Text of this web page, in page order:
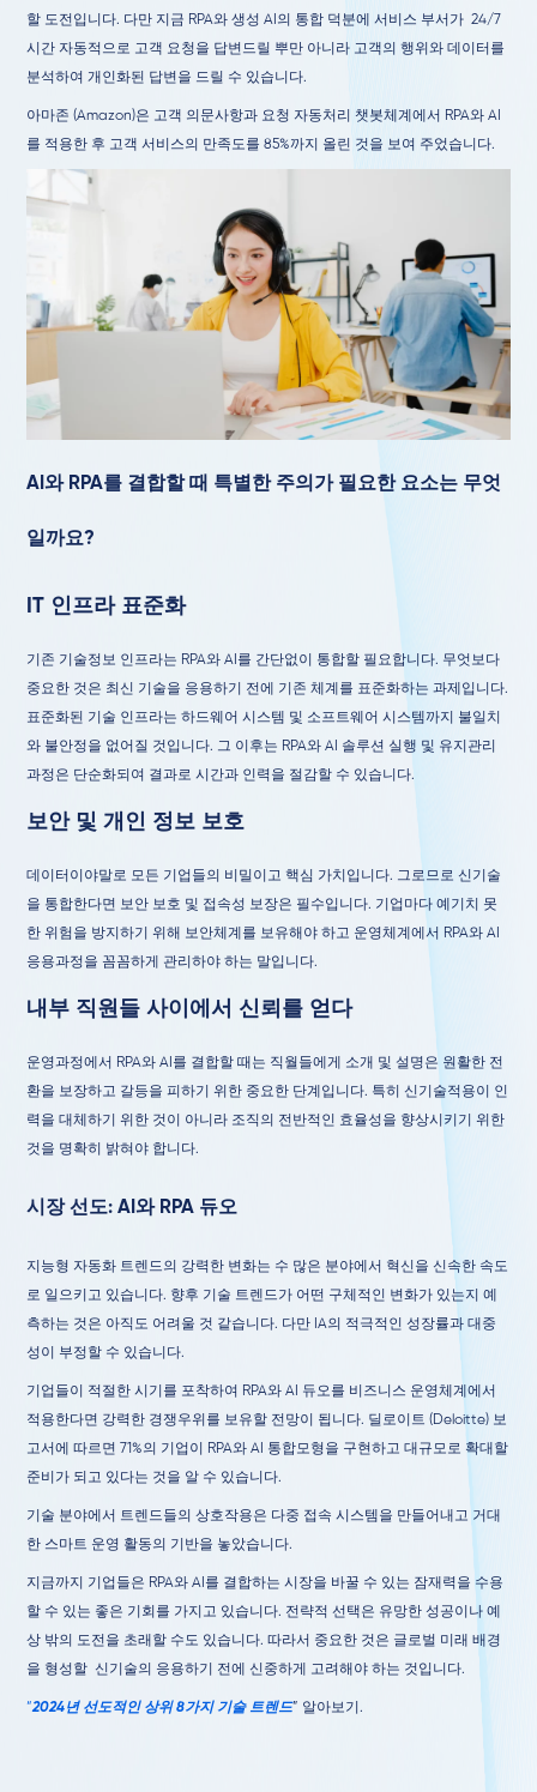
할 도전입니다. 다만 지금 RPA와 생성 AI의 통합 덕분에 서비스 부서가 24/7
시간 자동적으로 고객 요청을 답변드릴 뿌만 아니라 고객의 행위와 데이터를
분석하여 개인화된 답변을 드릴 수 있습니다.
아마존 (Amazon)은 고객 의문사항과 요청 자동처리 챗봇체계에서 RPA와 AI
를 적용한 후 고객 서비스의 만족도를 85%까지 올린 것을 보여 주었습니다.
AI와 RPA를 결합할 때 특별한 주의가 필요한 요소는 무엇
일까요?
IT 인프라 표준화
기존 기술정보 인프라는 RPA와 AI를 간단없이 통합할 필요합니다. 무엇보다
중요한 것은 최신 기술을 응용하기 전에 기존 체계를 표준화하는 과제입니다.
표준화된 기술 인프라는 하드웨어 시스템 및 소프트웨어 시스템까지 불일치
와 불안정을 없어질 것입니다. 그 이후는 RPA와 AI 솔루션 실행 및 유지관리
과정은 단순화되여 결과로 시간과 인력을 절감할 수 있습니다.
보안 및 개인 정보 보호
데이터이야말로 모든 기업들의 비밀이고 핵심 가치입니다. 그로므로 신기술
을 통합한다면 보안 보호 및 접속성 보장은 필수입니다. 기업마다 예기치 못
한 위험을 방지하기 위해 보안체계를 보유해야 하고 운영체계에서 RPA와 AI
응용과정을 꼼꼼하게 관리하야 하는 말입니다.
내부 직원들 사이에서 신뢰를 얻다
운영과정에서 RPA와 AI를 결합할 때는 직월들에게 소개 및 설명은 원활한 전
환을 보장하고 갈등을 피하기 위한 중요한 단계입니다. 특히 신기술적용이 인
력을 대체하기 위한 것이 아니라 조직의 전반적인 효율성을 향상시키기 위한
것을 명확히 밝혀야 합니다.
시장 선도: AI와 RPA 듀오
지능형 자동화 트렌드의 강력한 변화는 수 많은 분야에서 혁신을 신속한 속도
로 일으키고 있습니다. 향후 기술 트렌드가 어떤 구체적인 변화가 있는지 예
측하는 것은 아직도 어려울 것 같습니다. 다만 IA의 적극적인 성장률과 대중
성이 부정할 수 있습니다.
기업들이 적절한 시기를 포착하여 RPA와 AI 듀오를 비즈니스 운영체계에서
적용한다면 강력한 경쟁우위를 보유할 전망이 됩니다. 딜로이트 (Deloitte) 보
고서에 따르면 71%의 기업이 RPA와 AI 통합모형을 구현하고 대규모로 확대할
준비가 되고 있다는 것을 알 수 있습니다.
기술 분야에서 트렌드들의 상호작용은 다중 접속 시스템을 만들어내고 거대
한 스마트 운영 활동의 기반을 놓았습니다.
지금까지 기업들은 RPA와 AI를 결합하는 시장을 바꿀 수 있는 잠재력을 수용
할 수 있는 좋은 기회를 가지고 있습니다. 전략적 선택은 유망한 성공이나 예
상 밖의 도전을 초래할 수도 있습니다. 따라서 중요한 것은 글로벌 미래 배경
을 형성할 신기술의 응용하기 전에 신중하게 고려해야 하는 것입니다.
“2024년 선도적인 상위 8가지 기술 트렌드” 알아보기.